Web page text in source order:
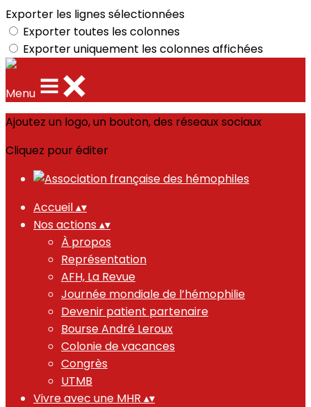
Exporter les lignes sélectionnées
Exporter toutes les colonnes
Exporter uniquement les colonnes affichées
Menu
Ajoutez un logo, un bouton, des réseaux sociaux
Cliquez pour éditer
Accueil▴▾
Nos actions ▴▾
À propos
Représentation
AFH, La Revue
Journée mondiale de l’hémophilie
Devenir patient partenaire
Bourse André Leroux
Colonie de vacances
Congrès
UTMB
Vivre avec une MHR ▴▾